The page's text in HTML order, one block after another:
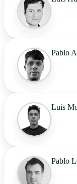
Pablo
Luis
Pablo